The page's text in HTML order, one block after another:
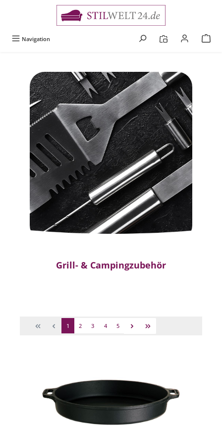
Navigation
Grill- & Campingzubehör
1 2 3 4 5